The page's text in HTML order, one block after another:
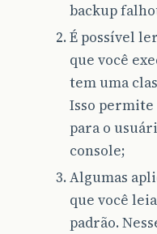
backup
É possível
que você
tem uma
Isso permite
para o
console;
Algumas
que você
padrão.